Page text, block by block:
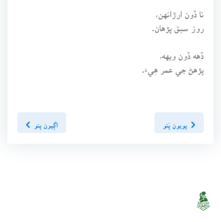
نا ڏون ارڙانهن،
روز سبق پڙهان.
ڏهه ڏون ويهه،
پويون پَنو اڳيون پنو